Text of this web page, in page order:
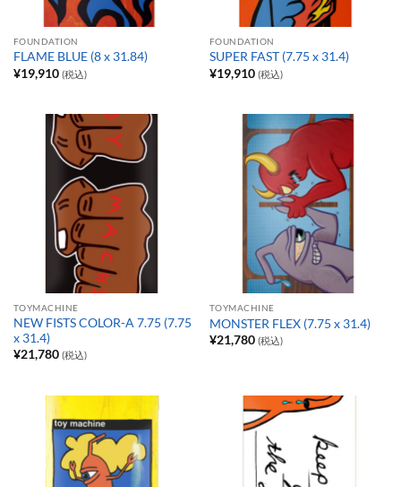
FOUNDATION
FLAME BLUE (8 x 31.84)
¥19,910 (税込)
FOUNDATION
SUPER FAST (7.75 x 31.4)
¥19,910 (税込)
TOYMACHINE
NEW FISTS COLOR-A 7.75 (7.75
x 31.4)
¥21,780 (税込)
TOYMACHINE
MONSTER FLEX (7.75 x 31.4)
¥21,780 (税込)